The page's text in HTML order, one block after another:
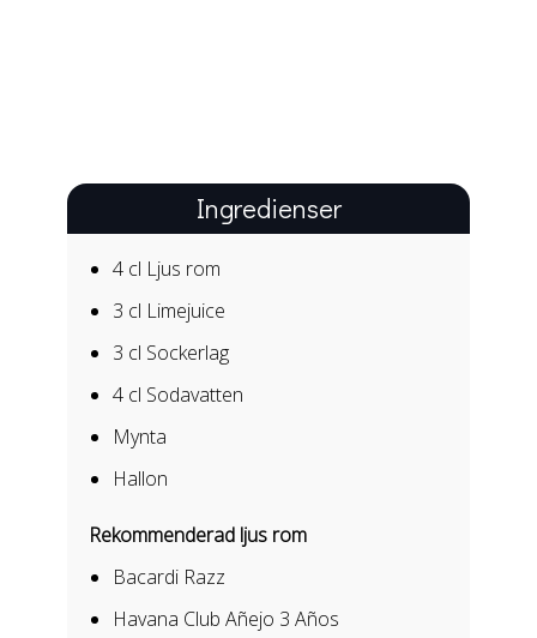
Ingredienser
4 cl Ljus rom
3 cl Limejuice
3 cl Sockerlag
4 cl Sodavatten
Mynta
Hallon
Rekommenderad ljus rom
Bacardi Razz
Havana Club Añejo 3 Años